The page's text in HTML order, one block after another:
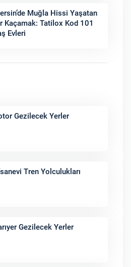
Muğla Hissi Yaşatan
Kaçamak: Tatilox Kod 101
Evleri
Gezilecek Yerler
Tren Yolculukları
Gezilecek Yerler